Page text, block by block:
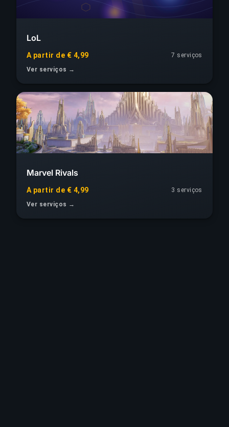
LoL
A partir de € 4,99
7 serviços
Ver serviços →
Marvel Rivals
A partir de € 4,99
3 serviços
Ver serviços →